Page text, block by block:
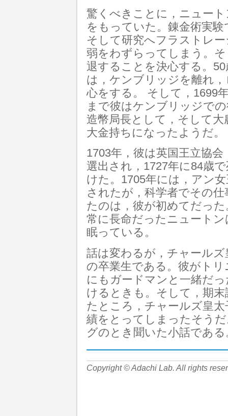
驚くべきことに，ニュー
をもっていた。錬金術実
そして研究へフラストレ
弱をわずらってしまう。
退することを決心する。
は，ケンブリッジを離れ
心をする。 そして，1699
まで彼はケンブリッジで
造幣局長として，そして
大金持ちになったようだ。
1703年，彼は英国王立協
選出され，1727年に84歳
けた。1705年には，アン
されたが，科学者でその
たのは，彼が初めてだっ
常に長命だったニュート
眠っている。
話は変わるが，チャール
の卒業生である。彼がト
にもガードマンと一緒だ
けるときも。そして，期
たところ，チャールズ皇
績をとってしまったそう
グのとき聞いた小話である
Copyright © Adachi Lab. All rights